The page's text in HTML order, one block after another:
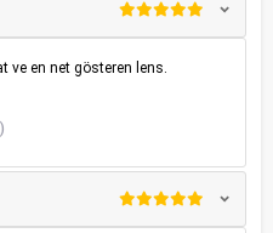
ve en net gösteren lens.